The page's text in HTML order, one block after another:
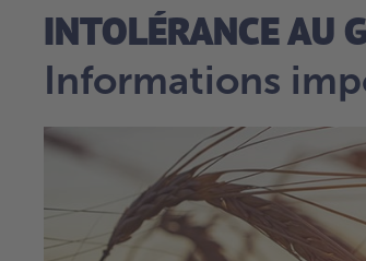
INTOLÉRANCE AU
Informations